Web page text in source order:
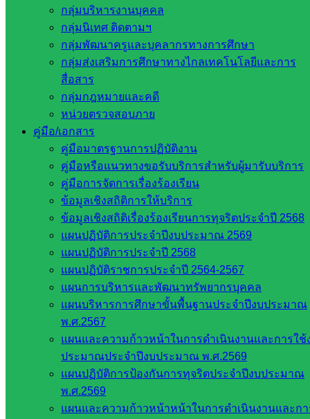
กลุ่มบริหารงานบุคคล
กลุ่มนิเทศ ติดตามฯ
กลุ่มพัฒนาครูและบุคลากรทางการศึกษา
กลุ่มส่งเสริมการศึกษาทางไกลเทคโนโลยีและการ
สื่อสาร
กลุ่มกฎหมายและคดี
หน่วยตรวจสอบภาย
คู่มือ/เอกสาร
คู่มือมาตรฐานการปฏิบัติงาน
คู่มือหรือแนวทางขอรับบริการสำหรับผู้มารับบริการ
คู่มือการจัดการเรื่องร้องเรียน
ข้อมูลเชิงสถิติการให้บริการ
ข้อมูลเชิงสถิติเรื่องร้องเรียนการทุจริตประจำปี 2568
แผนปฏิบัติการประจำปีงบประมาณ 2569
แผนปฏิบัติการประจำปี 2568
แผนปฏิบัติราชการประจำปี 2564-2567
แผนการบริหารและพัฒนาทรัพยากรบุคคล
แผนบริหารการศึกษาขั้นพื้นฐานประจำปีงบประมาณ
พ.ศ.2567
แผนและความก้าวหน้าในการดำเนินงานและการใช้
ประมาณประจำปีงบประมาณ พ.ศ.2569
แผนปฏิบัติการป้องกันการทุจริตประจำปีงบประมาณ
พ.ศ.2569
แผนและความก้าวหน้าหน้าในการดำเนินงานและก
บทความ :
นางคำพันธุ์ ตุลากัน
นางสาวกมลชนก ตะเภาพงษ์
อำนวยการผลิต :นายเชิดชัย แก้วกนก ผู้อำนวยการโรงเรียน
บ้านหนองผักแว่น
Post Views: 479
BANNONGPAKWAN
BANNONGPAKWAN
หน่วยงาน
ที่เกี่ยวข้อง